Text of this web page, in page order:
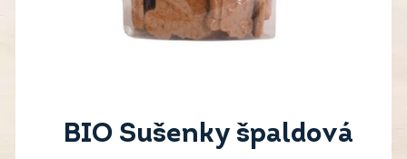
BIO Sušenky špaldová